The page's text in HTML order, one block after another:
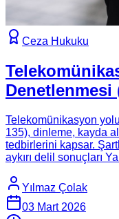
Ceza Hukuku
Denetlenmesi
Telekomünikasyon
135), dinleme, kayda
tedbirlerini kapsar.
aykırı delil sonuçları
Yılmaz Çolak
03 Mart 2026